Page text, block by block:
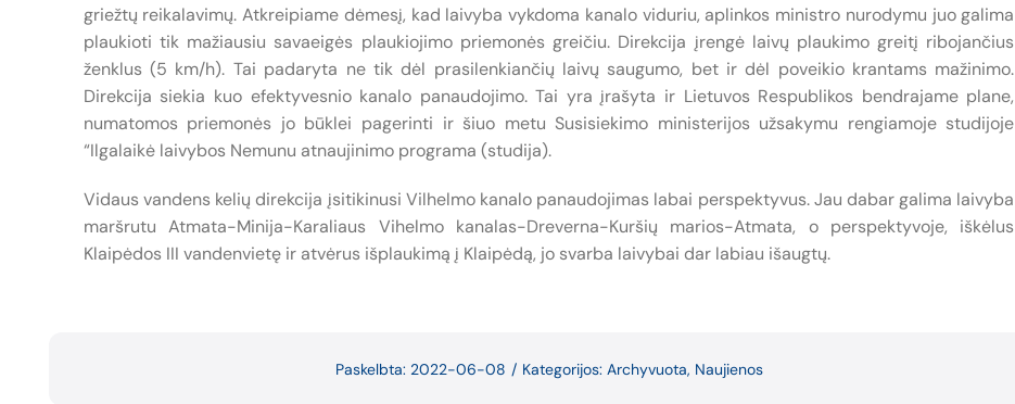
griežtų reikalavimų. Atkreipiame dėmesį, kad laivyba vykdoma kanalo viduriu, aplinkos ministro nurodymu juo galima
plaukioti tik mažiausiu savaeigės plaukiojimo priemonės greičiu. Direkcija įrengė laivų plaukimo greitį ribojančius
ženklus (5 km/h). Tai padaryta ne tik dėl prasilenkiančių laivų saugumo, bet ir dėl poveikio krantams mažinimo.
Direkcija siekia kuo efektyvesnio kanalo panaudojimo. Tai yra įrašyta ir Lietuvos Respublikos bendrajame plane,
numatomos priemonės jo būklei pagerinti ir šiuo metu Susisiekimo ministerijos užsakymu rengiamoje studijoje
“Ilgalaikė laivybos Nemunu atnaujinimo programa (studija).
Vidaus vandens kelių direkcija įsitikinusi Vilhelmo kanalo panaudojimas labai perspektyvus. Jau dabar galima laivyba
maršrutu Atmata-Minija-Karaliaus Vihelmo kanalas-Dreverna-Kuršių marios-Atmata, o perspektyvoje, iškėlus
Klaipėdos III vandenvietę ir atvėrus išplaukimą į Klaipėdą, jo svarba laivybai dar labiau išaugtų.
Paskelbta: 2022-06-08 / Kategorijos: Archyvuota, Naujienos